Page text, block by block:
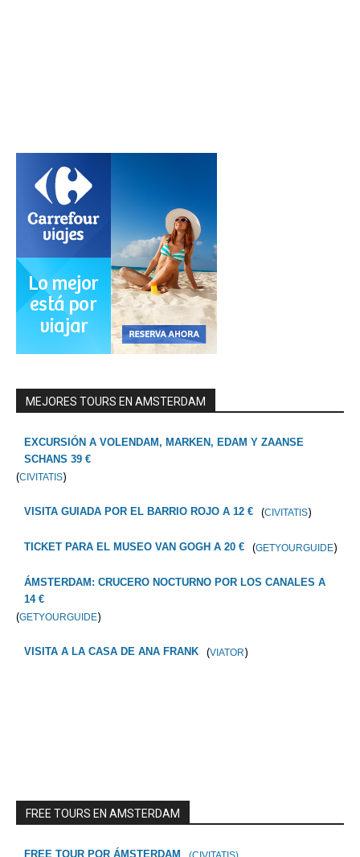
MEJORES TOURS EN AMSTERDAM
EXCURSIÓN A VOLENDAM, MARKEN, EDAM Y ZAANSE
SCHANS 39 €
(CIVITATIS)
VISITA GUIADA POR EL BARRIO ROJO A 12 € (CIVITATIS)
TICKET PARA EL MUSEO VAN GOGH A 20 € (GETYOURGUIDE)
ÁMSTERDAM: CRUCERO NOCTURNO POR LOS CANALES A
14 €
(GETYOURGUIDE)
VISITA A LA CASA DE ANA FRANK (VIATOR)
FREE TOURS EN AMSTERDAM
FREE TOUR POR ÁMSTERDAM